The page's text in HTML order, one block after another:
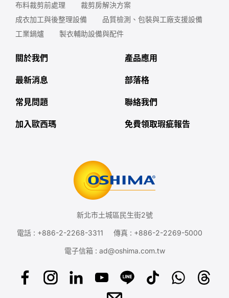
布料裁剪前處理
裁剪房解決方案
成衣加工與後整理設備
品質檢測、包裝與工廠支援設備
工業鍋爐
製衣輔助設備與配件
關於我們 產品應用
最新消息 部落格
常見問題 聯絡我們
加入歐西瑪 免費領取瑕疵報告
新北市土城區民生街2號
電話 : +886-2-2268-3311 傳真 : +886-2-2269-5000
電子信箱 : ad@oshima.com.tw